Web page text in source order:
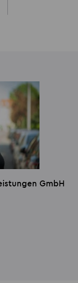
GmbH